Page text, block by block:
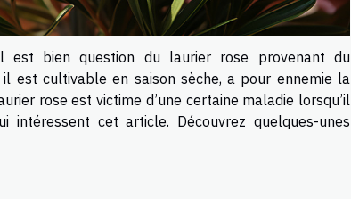
bien question du laurier rose provenant du
est cultivable en saison sèche, a pour ennemie la
rose est victime d’une certaine maladie lorsqu’il
intéressent cet article. Découvrez quelques-unes